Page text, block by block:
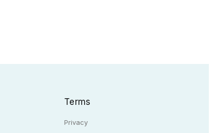
Terms
Privacy